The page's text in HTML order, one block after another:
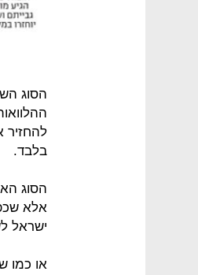
הסוג
בלבד.
הסוג
ישראל לשנת 2012, חלק לא מבוטל מההלוואות